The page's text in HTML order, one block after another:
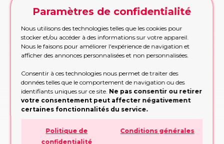
promesse!
Formulaire de demande
Remplissez le formulaire, nous vous
Etre rappelé
Trop occupé pour appeler? Partagez vos
contacts, nous vous rappellerons
RAPPELEZ-MOI!
Appelez maintenant
Appelez-nous pour les commandes urgentes
pendant les heures de bureau
APPELEZ MAINTENANT!
Paramètres de confidentialité
Nous utilisons des technologies telles que les cookies pour
stocker et/ou accéder à des informations sur votre appareil.
Nous le faisons pour améliorer l'expérience de navigation et
afficher des annonces personnalisées et non personnalisées.
Consentir à ces technologies nous permet de traiter des
données telles que le comportement de navigation ou des
identifiants uniques sur ce site. Ne pas consentir ou retirer
votre consentement peut affecter négativement
certaines fonctionnalités du service.
Politique de
confidentialité
Conditions générales